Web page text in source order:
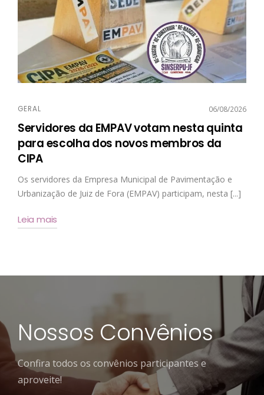
GERAL 06/08/2026
Servidores da EMPAV votam nesta quinta
para escolha dos novos membros da
CIPA
Os servidores da Empresa Municipal de Pavimentação e
Urbanização de Juiz de Fora (EMPAV) participam, nesta [...]
Leia mais
Nossos Convênios
Confira todos os convênios participantes e
aproveite!